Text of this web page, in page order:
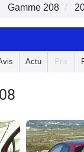
Gamme 208
Actu Prix